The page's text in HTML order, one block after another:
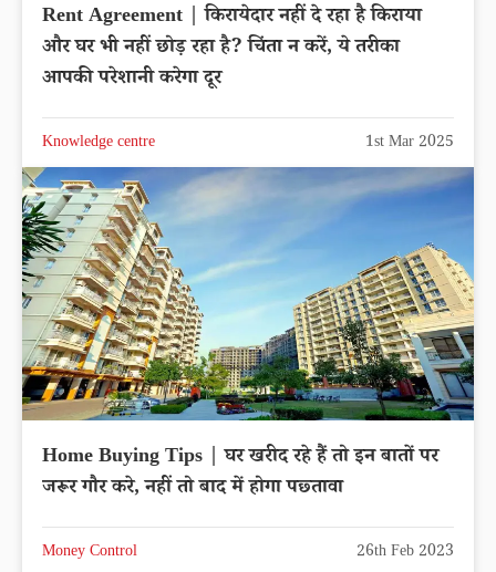
Rent Agreement | किरायेदार नहीं दे रहा है किराया
और घर भी नहीं छोड़ रहा है? चिंता न करें, ये तरीका
आपकी परेशानी करेगा दूर
Knowledge centre 1st Mar 2025
Home Buying Tips | घर खरीद रहे हैं तो इन बातों पर
जरूर गौर करे, नहीं तो बाद में होगा पछ्तावा
Money Control 26th Feb 2023